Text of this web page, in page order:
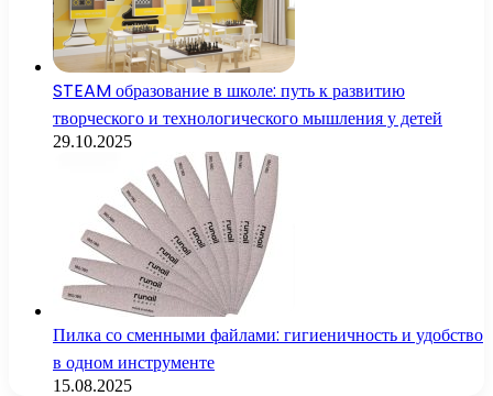
STEAM образование в школе: путь к развитию
творческого и технологического мышления у детей
29.10.2025
Пилка со сменными файлами: гигиеничность и удобство
в одном инструменте
15.08.2025